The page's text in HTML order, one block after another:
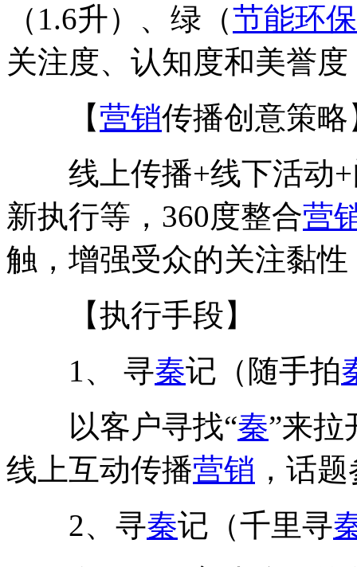
（1.6升）、绿（节能环保
关注度、认知度和美誉度
【营销传播创意策略
线上传播+线下活动+
新执行等，360度整合营
触，增强受众的关注黏
【执行手段】
1、 寻秦记（随手拍
以客户寻找“秦”来拉
线上互动传播营销 ，话
2、寻秦记（千里寻